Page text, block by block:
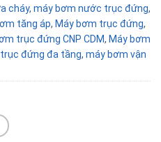
cháy, máy bơm nước trục đứng,
tăng áp, Máy bơm trục đứng,
trục đứng CNP CDM, Máy bơm
đứng đa tầng, máy bơm vận